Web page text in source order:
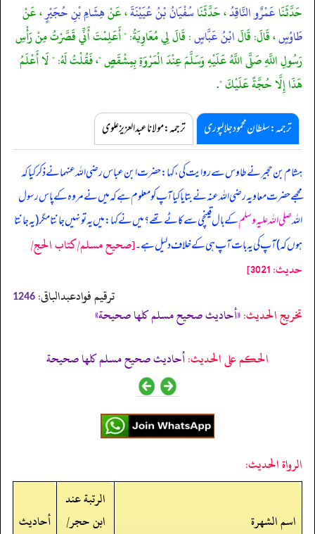
حَدَّثَنَاعَمْرٌو النَّاقِدُ، حَدَّثَنَاسُفْيَانُ بْنُ عُيَيْنَةَ، عَنْهِشَامِ بْنِ حُجَيْرٍ، عَنْ
طَاوُسٍ، قَالَ: قَالَابْنُ عَبَّاسٍ: قَالَ لِي مُعَاوِيَةُ: " أَعَلِمْتَ أَنِّي قَصَّرْتُ مِنْ رَأْسِ
رَسُولِ اللَّهِ صَلَّى اللَّهُ عَلَيْهِ وَسَلَّمَ عِنْدَ الْمَرْوَةِ بِمِشْقَصٍ "، فَقُلْتُ لَهُ: " لَا أَعْلَمُ
هَذَا إِلَّا حُجَّةً عَلَيْكَ ".
ترجمہ:سلطان محمود جلالپوری ترجمہ:مولانا عبدالعزیز علوی
ہشام بن حجیر نے طاوس سے روایت کی، کہا: حضرت ابن عباس رضی اللہ عنہما نے ذکر کیا کہ
مجھے حضرت معاویہ رضی اللہ عنہ نے بتایا کیا آپ کو معلوم ہے کہ میں نے مروہ کے پاس رسول
اللہصلی اللہ علیہ وسلمکے بال قینچی سے کاٹے تھے؟ میں نے کہا: میں یہ تو نہیں جانتا مگر (یہ جانتا
ہوں کہ) آپ کی یہ بات آپ ہی کے خلاف دلیل ہے۔[صحيح مسلم/كتاب الحج/
حدیث: 3021]
ترقیم فوادعبدالباقی: 1246
تخریج الحدیث:«أحاديث صحيح مسلم كلها صحيحة»
الحكم على الحديث:أحاديث صحيح مسلم كلها صحيحة
الرواة الحديث:
اسم الشهرة
الرتبة عند
ابن حجر/
أحاديث